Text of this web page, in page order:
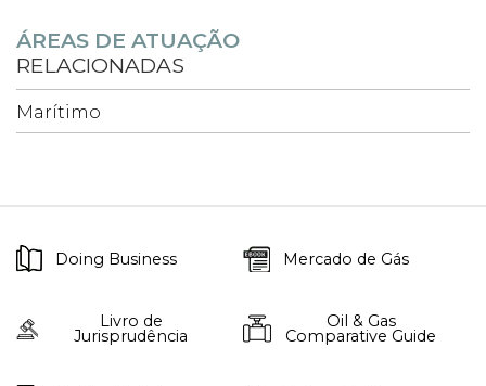
ÁREAS DE ATUAÇÃO
RELACIONADAS
Marítimo
Doing Business Mercado de Gás
Livro de
Jurisprudência
Oil & Gas
Comparative Guide